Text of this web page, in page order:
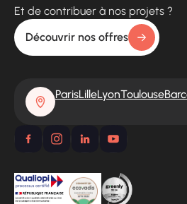
Et de contribuer à nos projets ?
Découvrir nos offres
ParisLilleLyonToulouse